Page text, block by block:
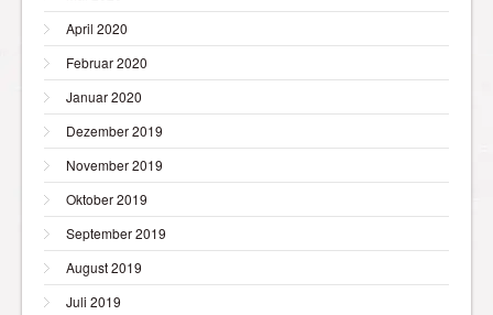
April 2020
Februar 2020
Januar 2020
Dezember 2019
November 2019
Oktober 2019
September 2019
August 2019
Juli 2019